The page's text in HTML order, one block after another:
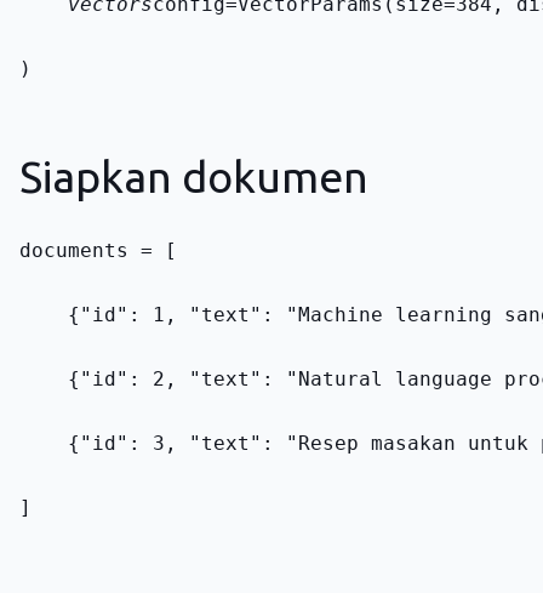
)
Siapkan dokumen
documents = [
{"id": 1, "text": "Machine learning
{"id": 2, "text": "Natural language
{"id": 3, "text": "Resep masakan untuk
]